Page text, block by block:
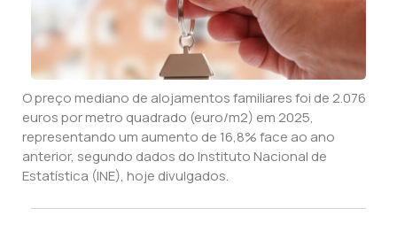
O preço mediano de alojamentos familiares foi de 2.076
euros por metro quadrado (euro/m2) em 2025,
representando um aumento de 16,8% face ao ano
anterior, segundo dados do Instituto Nacional de
Estatística (INE), hoje divulgados.